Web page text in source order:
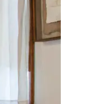
pomocou